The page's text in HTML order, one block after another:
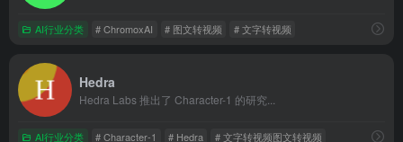
AI行业分类 # ChromoxAI # 图文转视频 # 文字转视频
Hedra
Hedra Labs 推出了 Character-1 的研究...
AI行业分类 # Character-1 # Hedra # 文字转视频图文转视频